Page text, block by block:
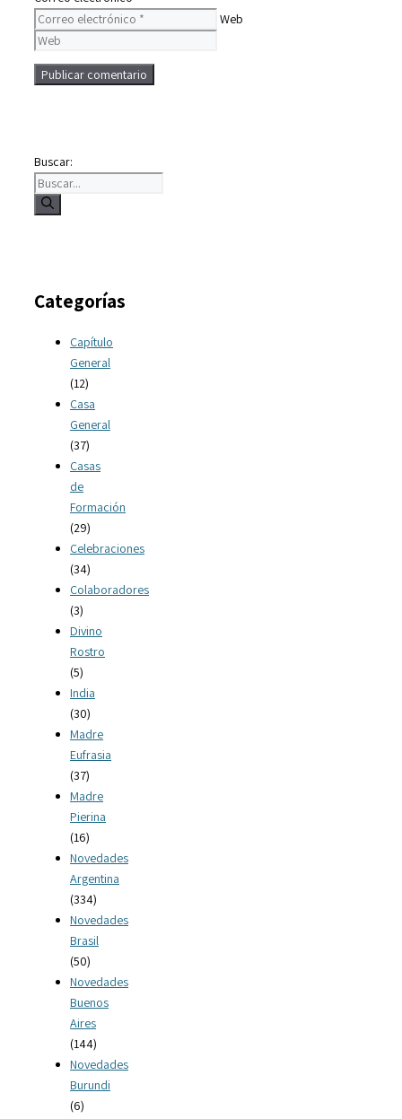
Web
Buscar:
Categorías
Capítulo
General
(12)
Casa
General
(37)
Casas
de
Formación
(29)
Celebraciones
(34)
Colaboradores
(3)
Divino
Rostro
(5)
India
(30)
Madre
Eufrasia
(37)
Madre
Pierina
(16)
Novedades
Argentina
(334)
Novedades
Brasil
(50)
Novedades
Buenos
Aires
(144)
Novedades
Burundi
(6)